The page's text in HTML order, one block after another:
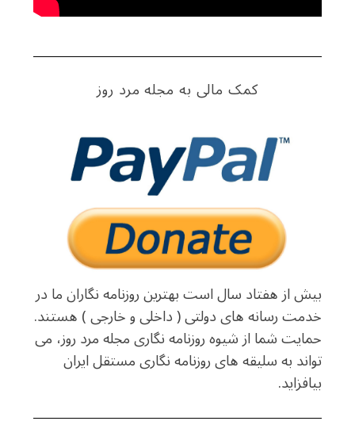
کمک مالی به مجله مرد روز
بیش از هفتاد سال است بهترین روزنامه نگاران ما در
خدمت رسانه های دولتی ( داخلی و خارجی ) هستند.
حمایت شما از شیوه روزنامه نگاری مجله مرد روز، می
تواند به سلیقه های روزنامه نگاری مستقل ایران
بیافزاید.